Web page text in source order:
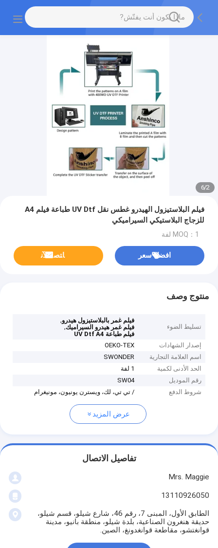
2
/
6
فيلم البلاستيزول الهيدرو غطس نقل UV Dtf طباعة فيلم A4
للزجاج البلاستيكي السيراميكي
MOQ：1 لفة
افضل سعر ﺎﺘﺼﻟ ﺍﻶﻧ
منتوج وصف
تسليط الضوء
فيلم غمر بالبلاستيزول هيدرو,
فيلم غمر هيدرو السيراميك,
فيلم طباعة UV Dtf A4
إصدار الشهادات
OEKO-TEX
اسم العلامة التجارية
SWONDER
الحد الأدنى لكمية
1 لفة
رقم الموديل
SW04
شروط الدفع
/ تي تي، لك، ويسترن يونيون، مونيغرام
عرض المزيد
تفاصيل الاتصال
Mrs. Maggie
13110926050
الطابق الأول، المبنى 7، رقم 46، شارع شيلو، قسم شيلو،
حديقة هنغرون الصناعية، بلدة شيلو، منطقة بانيو، مدينة
قوانغتشو، مقاطعة قوانغدونغ، الصين.